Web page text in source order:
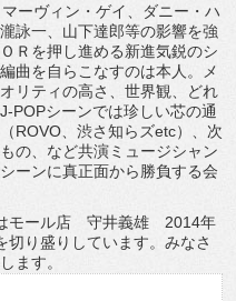
ーヴィン・ゲイ、ダニー・ハ
詠一、山下達郎等の影響を強
Ｒを押し進める新進気鋭のシ
曲を自らこなすのは本人。メ
リティの高さ、世界観、どれ
POPシーンでは珍しい芯の通
ROVO、渋さ知らズetc）、次
の、など共演ミュージシャン
ーンに真正面から勝負する会
モール店 守井義雄 2014年
り盛りしています。みなさ
ます。